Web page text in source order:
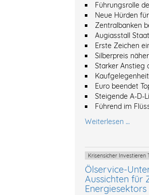
Führungsrolle
Neue Hürden
Zentralbanken
Augiasstall
Erste Zeichen
Silberpreis
Starker Anstieg
Euro beendet
Steigende A-D-
Führend im
Weiterlesen …
Krisensicher
Ölservice-
Aussichten für
Energiesektors